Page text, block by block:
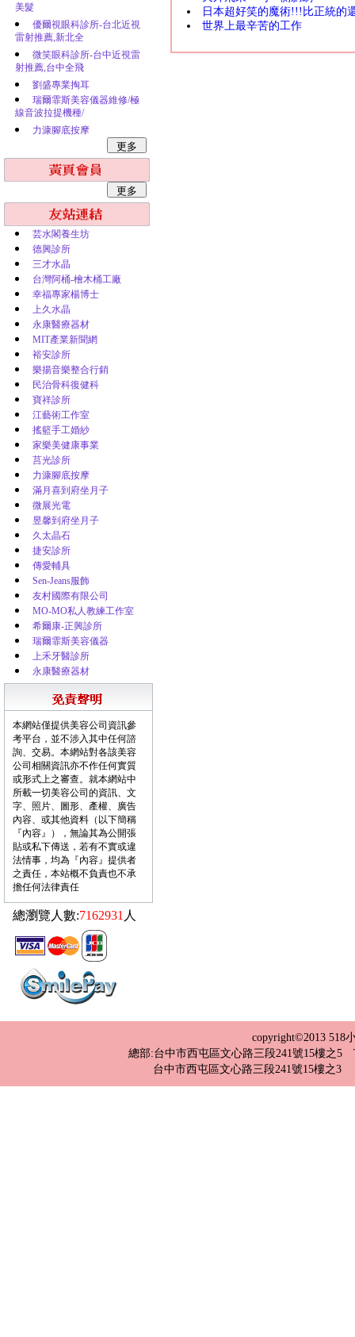
美髮
優爾視眼科診所-台北近視
雷射推薦,新北全
微笑眼科診所-台中近視雷
射推薦,台中全飛
劉盛專業掏耳
瑞爾霏斯美容儀器維修/極
線音波拉提機種/
力漮腳底按摩
芸水閣養生坊
德興診所
三才水晶
台灣阿桶-檜木桶工廠
幸福專家楊博士
上久水晶
永康醫療器材
MIT產業新聞網
裕安診所
樂揚音樂整合行銷
民治骨科復健科
寶祥診所
江藝術工作室
搖籃手工婚紗
家樂美健康事業
莒光診所
力漮腳底按摩
滿月喜到府坐月子
微展光電
昱馨到府坐月子
久太晶石
捷安診所
傳愛輔具
Sen-Jeans服飾
友村國際有限公司
MO-MO私人教練工作室
希爾康-正興診所
瑞爾霏斯美容儀器
上禾牙醫診所
永康醫療器材
本網站僅提供美容公司資訊參
考平台，並不涉入其中任何諮
詢、交易。本網站對各該美容
公司相關資訊亦不作任何實質
或形式上之審查。就本網站中
所載一切美容公司的資訊、文
字、照片、圖形、產權、廣告
內容、或其他資料（以下簡稱
『內容』），無論其為公開張
貼或私下傳送，若有不實或違
法情事，均為『內容』提供者
之責任，本站概不負責也不承
擔任何法律責任
總瀏覽人數:7162931 人
日本超好笑的魔術!!!比正統的
世界上最辛苦的工作
copyright©2013
總部:台中市西屯區文心路三段241號15樓之5
台中市西屯區文心路三段241號15樓之